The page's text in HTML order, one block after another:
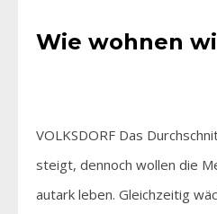
Wie wohnen
VOLKSDORF Das
steigt, dennoch wollen die
autark leben. Gleichzeitig